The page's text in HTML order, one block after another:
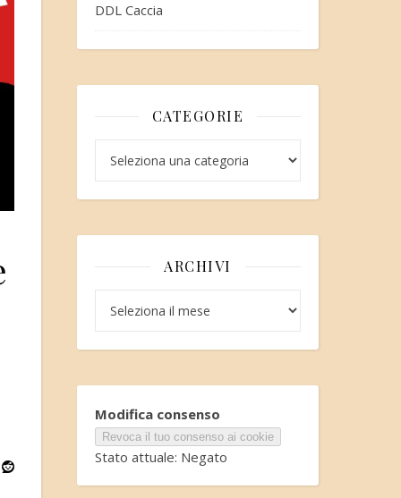
DDL Caccia
CATEGORIE
ARCHIVI
Modifica consenso
Revoca il tuo consenso ai cookie
Stato attuale: Negato